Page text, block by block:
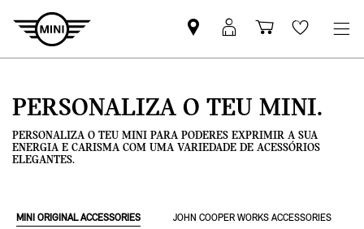
Pesquisar
parceiro
Iniciar
sessão
Carrinho
de
Wishlist
PERSONALIZA O TEU MINI.
PERSONALIZA O TEU MINI PARA PODERES EXPRIMIR A SUA
ENERGIA E CARISMA COM UMA VARIEDADE DE ACESSÓRIOS
ELEGANTES.
MINI ORIGINAL ACCESSORIES JOHN COOPER WORKS ACCESSORIES